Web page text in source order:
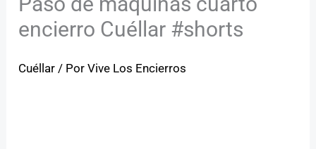
encierro Cuéllar #shorts
Cuéllar / PorVive Los Encierros